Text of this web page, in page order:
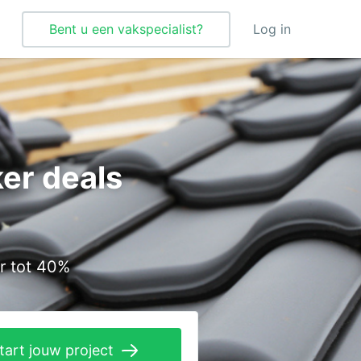
Bent u een vakspecialist? Log in
Tegelzetter
Vloeren
Vochtbestrijding
Warmtepomp
Zonnepanelen
Zonwering
deals
tot 40%
jouw project